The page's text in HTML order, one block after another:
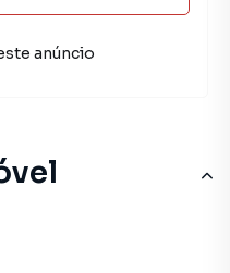
anúncio